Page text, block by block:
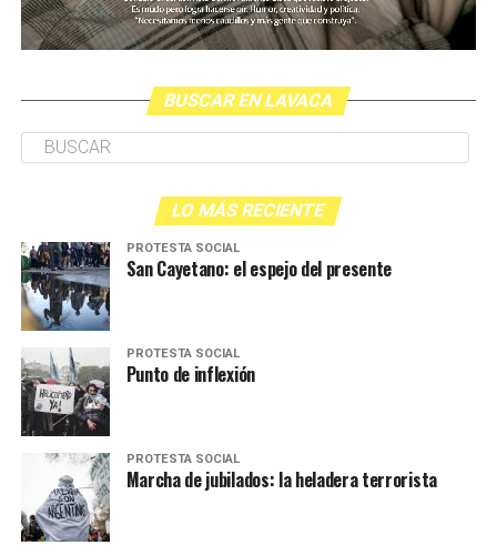
BUSCAR EN LAVACA
LO MÁS RECIENTE
PROTESTA SOCIAL
San Cayetano: el espejo del presente
PROTESTA SOCIAL
Punto de inflexión
PROTESTA SOCIAL
Marcha de jubilados: la heladera terrorista